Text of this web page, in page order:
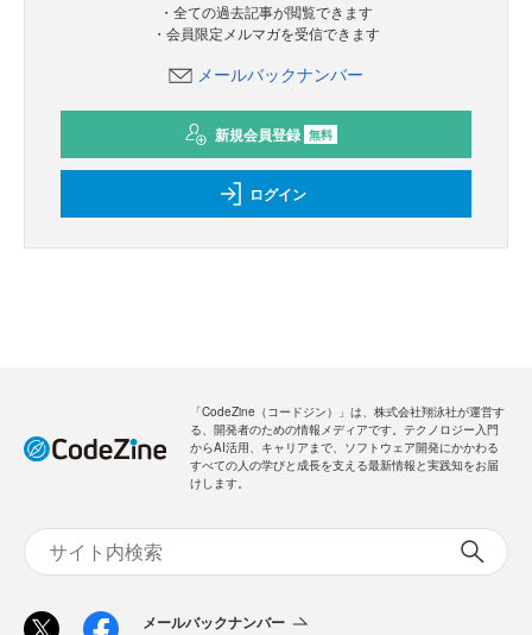
・全ての過去記事が閲覧できます
・会員限定メルマガを受信できます
メールバックナンバー
新規会員登録 無料
ログイン
「CodeZine（コードジン）」は、株式会社翔泳社が運営す
る、開発者のための情報メディアです。テクノロジー入門
からAI活用、キャリアまで、ソフトウェア開発にかかわる
すべての人の学びと成長を支える最新情報と実践知をお届
けします。
メールバックナンバー